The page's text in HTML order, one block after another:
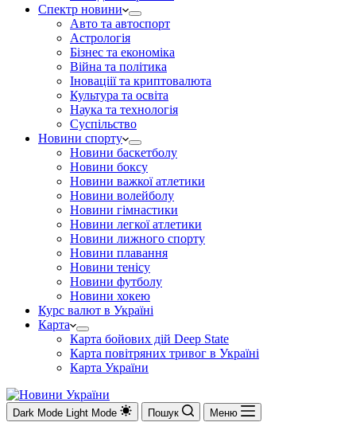
Спектр новини
Авто та автоспорт
Астрологія
Бізнес та економіка
Війна та політика
Іноваціії та криптовалюта
Культура та освіта
Наука та технологія
Суспільство
Новини спорту
Новини баскетболу
Новини боксу
Новини важкої атлетики
Новини волейболу
Новини гімнастики
Новини легкої атлетики
Новини лижного спорту
Новини плавання
Новини тенісу
Новини футболу
Новини хокею
Курс валют в Україні
Карта
Карта бойових дій Deep State
Карта повітряних тривог в Україні
Карта України
Dark Mode Light Mode Пошук Меню